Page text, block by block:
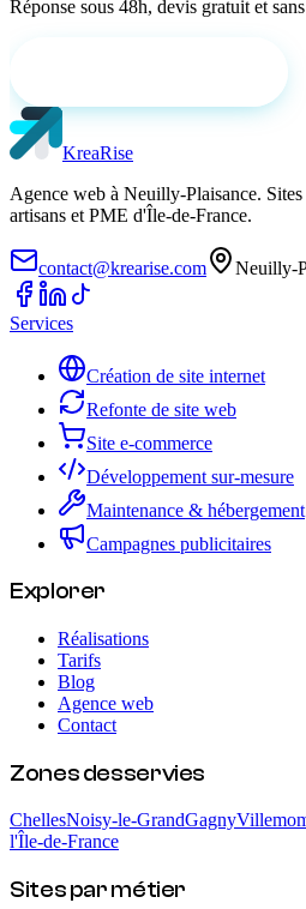
Réponse sous 48h, devis gratuit et
KreaRise
Agence web à Neuilly-Plaisance.
artisans et PME d'Île-de-France.
contact@krearise.com Neuilly-
Services
Création de site internet
Refonte de site web
Site e-commerce
Développement sur-mesure
Maintenance & hébergement
Campagnes publicitaires
Explorer
Réalisations
Tarifs
Blog
Agence web
Contact
Zones desservies
ChellesNoisy-le-GrandGagny
l'Île-de-France
Sites par métier